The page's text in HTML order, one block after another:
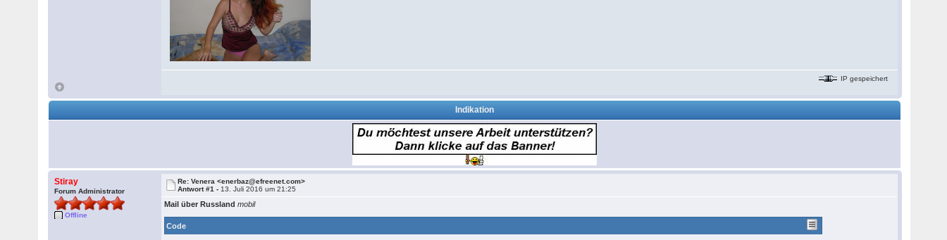
IP gespeichert
Indikation
Stiray
Forum Administrator
Offline
Re: Venera <enerbaz@efreenet.com>
Antwort #1 - 13. Juli 2016 um 21:25
Mail über Russland mobil
Code